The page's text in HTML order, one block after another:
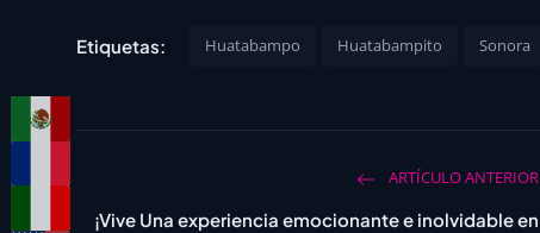
Etiquetas: Huatabampo Huatabampito Sonora
ARTÍCULO ANTERIOR
¡Vive Una experiencia emocionante e inolvidable en